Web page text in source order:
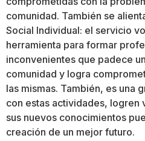
comunidad. También se
Social Individual: el servicio
herramienta para formar
inconvenientes que padece
comunidad y logra
las mismas. También, es una
con estas actividades, logren
sus nuevos conocimientos
creación de un mejor futuro.